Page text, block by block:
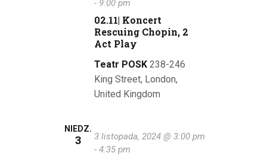
02.11| Koncert
Rescuing Chopin, 2
Act Play
- 9:00 pm
Teatr POSK 238-246
King Street, London,
United Kingdom
NIEDZ.
3
3 listopada, 2024 @ 3:00 pm
- 4:35 pm